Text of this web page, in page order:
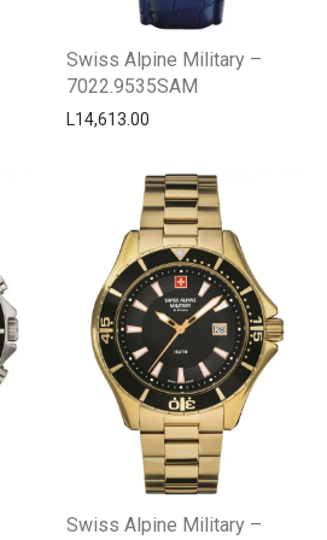
Swiss Alpine Military –
7022.9535SAM
L14,613.00
Swiss Alpine Military –